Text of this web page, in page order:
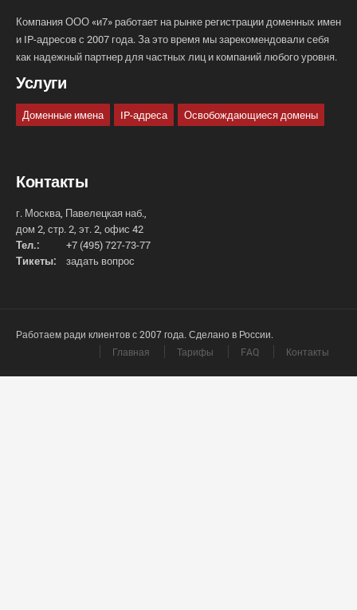
Компания ООО «и7» работает на рынке регистрации доменных имен
и IP-адресов с 2007 года. За это время мы зарекомендовали себя
как надежный партнер для частных лиц и компаний любого уровня.
Услуги
Доменные имена IP-адреса Освобождающиеся домены
Контакты
г. Москва, Павелецкая наб.,
дом 2, стр. 2, эт. 2, офис 42
Тел.:
+7 (495) 727-73-77
Тикеты:
задать вопрос
Работаем ради клиентов с 2007 года. Сделано в России.
Главная
Тарифы FAQ Контакты